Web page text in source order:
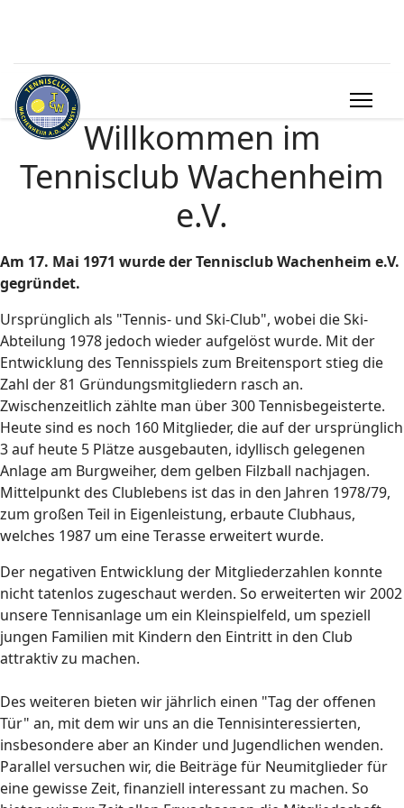
Willkommen im
Tennisclub Wachenheim
e.V.
Am 17. Mai 1971 wurde der Tennisclub Wachenheim e.V.
gegründet.
Ursprünglich als "Tennis- und Ski-Club", wobei die Ski-
Abteilung 1978 jedoch wieder aufgelöst wurde. Mit der
Entwicklung des Tennisspiels zum Breitensport stieg die
Zahl der 81 Gründungsmitgliedern rasch an.
Zwischenzeitlich zählte man über 300 Tennisbegeisterte.
Heute sind es noch 160 Mitglieder, die auf der ursprünglich
3 auf heute 5 Plätze ausgebauten, idyllisch gelegenen
Anlage am Burgweiher, dem gelben Filzball nachjagen.
Mittelpunkt des Clublebens ist das in den Jahren 1978/79,
zum großen Teil in Eigenleistung, erbaute Clubhaus,
welches 1987 um eine Terasse erweitert wurde.
Der negativen Entwicklung der Mitgliederzahlen konnte
nicht tatenlos zugeschaut werden. So erweiterten wir 2002
unsere Tennisanlage um ein Kleinspielfeld, um speziell
jungen Familien mit Kindern den Eintritt in den Club
attraktiv zu machen.
Des weiteren bieten wir jährlich einen "Tag der offenen
Tür" an, mit dem wir uns an die Tennisinteressierten,
insbesondere aber an Kinder und Jugendlichen wenden.
Parallel versuchen wir, die Beiträge für Neumitglieder für
eine gewisse Zeit, finanziell interessant zu machen. So